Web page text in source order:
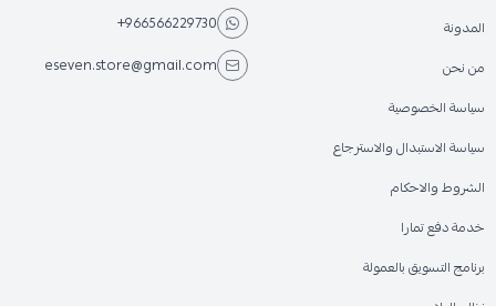
المدونة
من نحن
سياسة الخصوصية
سياسة الاستبدال والاسترجاع
الشروط والاحكام
خدمة دفع تمارا
برنامج التسويق بالعمولة
+966566229730
eseven.store@gmail.com